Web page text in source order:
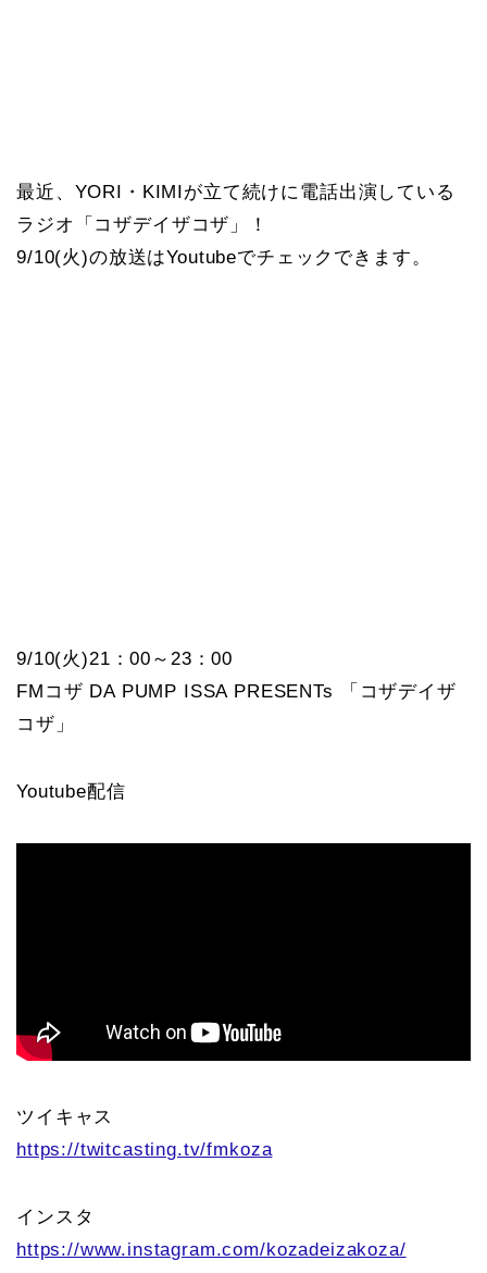
最近、YORI・KIMIが立て続けに電話出演している
ラジオ「コザデイザコザ」！
9/10(火)の放送はYoutubeでチェックできます。
9/10(火)21：00～23：00
FMコザ DA PUMP ISSA PRESENTs 「コザデイザ
コザ」
Youtube配信
ツイキャス
https://twitcasting.tv/fmkoza
インスタ
https://www.instagram.com/kozadeizakoza/